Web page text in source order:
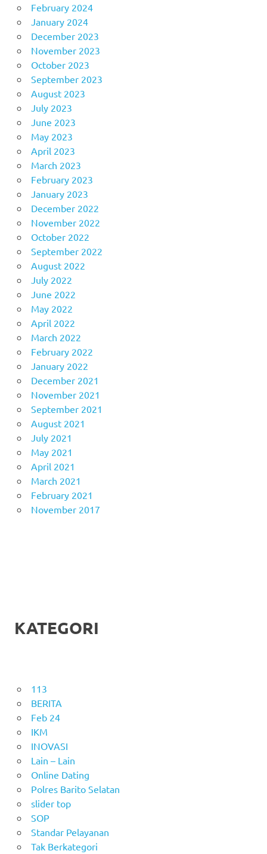
February 2024
January 2024
December 2023
November 2023
October 2023
September 2023
August 2023
July 2023
June 2023
May 2023
April 2023
March 2023
February 2023
January 2023
December 2022
November 2022
October 2022
September 2022
August 2022
July 2022
June 2022
May 2022
April 2022
March 2022
February 2022
January 2022
December 2021
November 2021
September 2021
August 2021
July 2021
May 2021
April 2021
March 2021
February 2021
November 2017
KATEGORI
113
BERITA
Feb 24
IKM
INOVASI
Lain – Lain
Online Dating
Polres Barito Selatan
slider top
SOP
Standar Pelayanan
Tak Berkategori